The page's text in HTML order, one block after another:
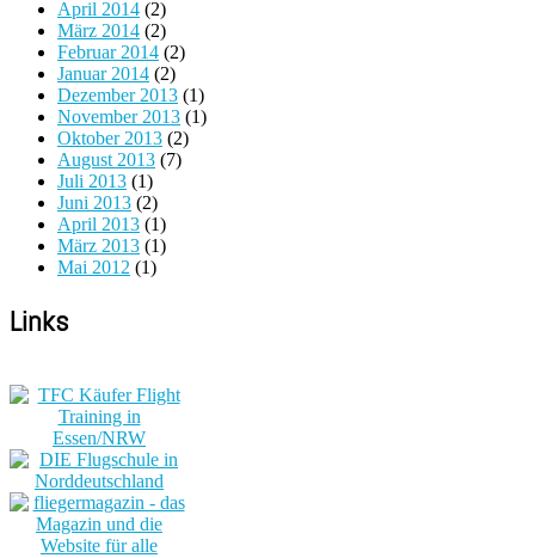
April 2014 (2)
März 2014 (2)
Februar 2014 (2)
Januar 2014 (2)
Dezember 2013 (1)
November 2013 (1)
Oktober 2013 (2)
August 2013 (7)
Juli 2013 (1)
Juni 2013 (2)
April 2013 (1)
März 2013 (1)
Mai 2012 (1)
Links